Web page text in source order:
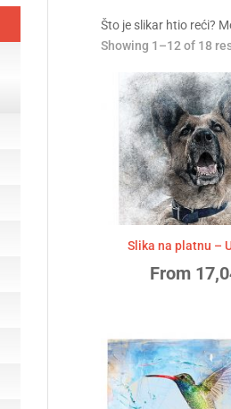
Što je slikar htio reći?
Showing 1–12 of 18
Slika na platnu –
From